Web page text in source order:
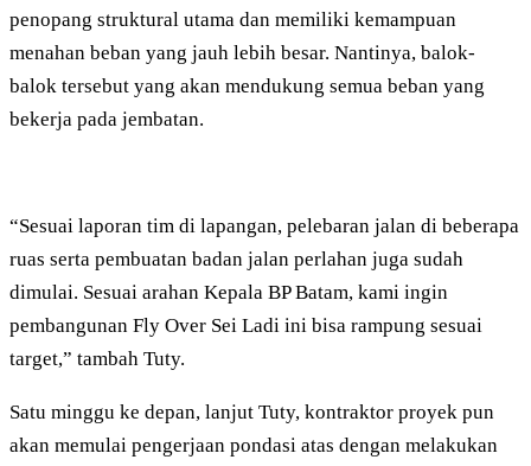
penopang struktural utama dan memiliki kemampuan
menahan beban yang jauh lebih besar. Nantinya, balok-
balok tersebut yang akan mendukung semua beban yang
bekerja pada jembatan.
“Sesuai laporan tim di lapangan, pelebaran jalan di beberapa
ruas serta pembuatan badan jalan perlahan juga sudah
dimulai. Sesuai arahan Kepala BP Batam, kami ingin
pembangunan Fly Over Sei Ladi ini bisa rampung sesuai
target,” tambah Tuty.
Satu minggu ke depan, lanjut Tuty, kontraktor proyek pun
akan memulai pengerjaan pondasi atas dengan melakukan